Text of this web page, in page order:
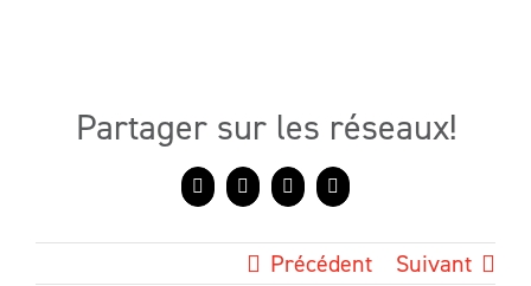
Partager sur les réseaux!
Facebook
X LinkedInCourriel
Précédent Suivant